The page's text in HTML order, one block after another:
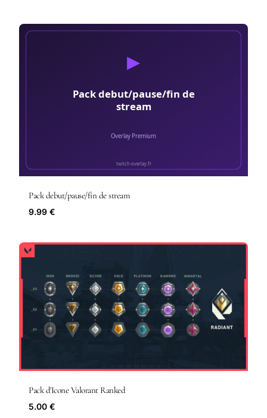
Pack debut/pause/fin de stream
9.99 €
Pack d'Icone Valorant Ranked
5.00 €